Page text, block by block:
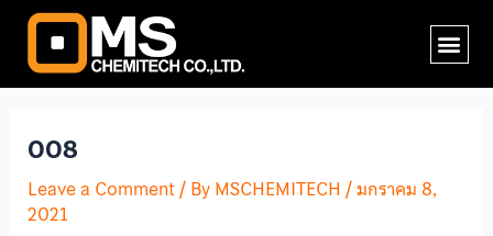
Skip
content
008
Leave a Comment/ ByMSCHEMITECH /มกราคม 8,
2021
Post
navigation